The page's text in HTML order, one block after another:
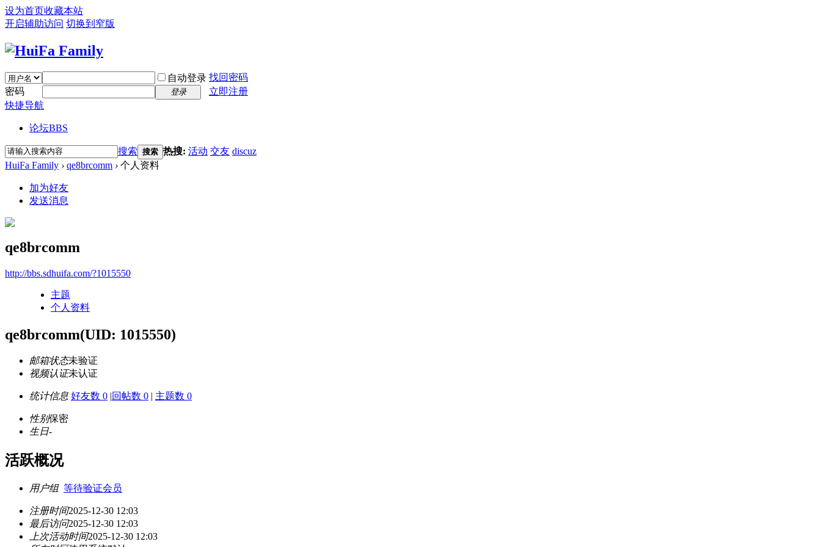
设为首页收藏本站
开启辅助访问 切换到窄版
自动登录 找回密码
密码
登录
立即注册
快捷导航
论坛BBS
搜索 搜索 热搜: 活动 交友 discuz
HuiFa Family › qe8brcomm › 个人资料
加为好友
发送消息
qe8brcomm
http://bbs.sdhuifa.com/?1015550
主题
个人资料
qe8brcomm(UID: 1015550)
邮箱状态未验证
视频认证未认证
统计信息 好友数 0 |回帖数 0 | 主题数 0
性别保密
生日-
活跃概况
用户组 等待验证会员
注册时间2025-12-30 12:03
最后访问2025-12-30 12:03
上次活动时间2025-12-30 12:03